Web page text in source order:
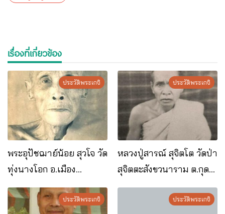
เรื่องที่เกี่ยวข้อง
ประวัติพระเกจิ
พระอุปัชฌาย์น้อย สุวโจ วัด
ทุ่งนางโอก อ.เมือง
จ.ยโสธร
ประวัติพระเกจิ
หลวงปู่สารณ์ สุจิตโต วัดป่า
สุจิตตะสังขวนาราม ต.กุด
น้ำใส อ.ค้อวัง จ.ยโสธร
ประวัติพระเกจิ ประวัติพระเกจิ